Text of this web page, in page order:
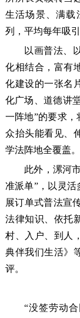
生活场景、满载
列，平均每年吸
以画普法、
化相结合，富有
化建设的一张名
化广场、道德讲
一阵地”的要求
众抬头能看见、
学法阵地全覆盖。
此外，漯河
准派单”，以灵
展订单式普法宣
法律知识、依托
村、入户、到人
典伴我们生活》
评。
“没签劳动